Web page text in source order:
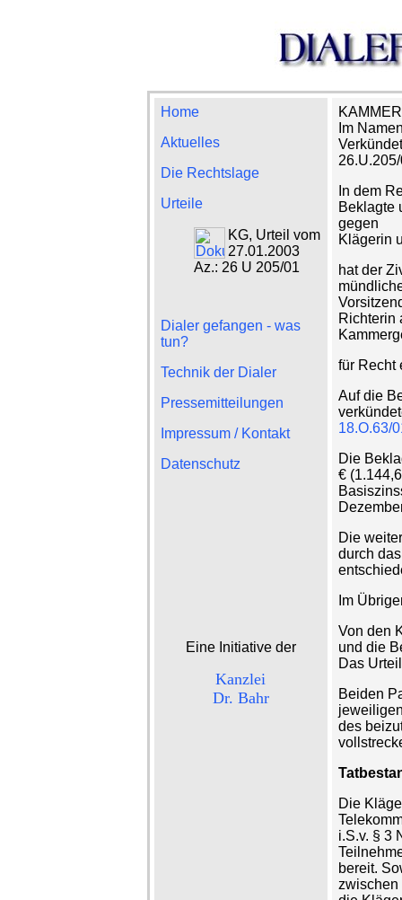
Home
Aktuelles
Die Rechtslage
Urteile
KG, Urteil vom
27.01.2003
Az.: 26 U 205/01
Dialer gefangen - was
tun?
Technik der Dialer
Pressemitteilungen
Impressum / Kontakt
Datenschutz
Eine Initiative der
Kanzlei
Dr. Bahr
Im
In dem
Beklagte
gegen
Klägerin
hat der
Richterin
für Recht
Auf die
18.O.63/
Die
€
Die
durch
Im
Von den
und die
Das
Beiden
des
Die
i.S.v. § 3
bereit.
zwischen